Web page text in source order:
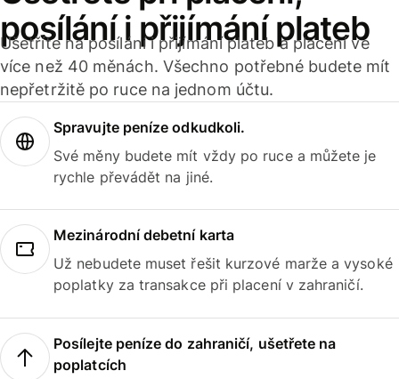
posílání i přijímání plateb
Ušetříte na posílání i přijímání plateb a placení ve
více než 40 měnách. Všechno potřebné budete mít
nepřetržitě po ruce na jednom účtu.
Spravujte peníze odkudkoli.
Své měny budete mít vždy po ruce a můžete je
rychle převádět na jiné.
Mezinárodní debetní karta
Už nebudete muset řešit kurzové marže a vysoké
poplatky za transakce při placení v zahraničí.
Posílejte peníze do zahraničí, ušetřete na
poplatcích